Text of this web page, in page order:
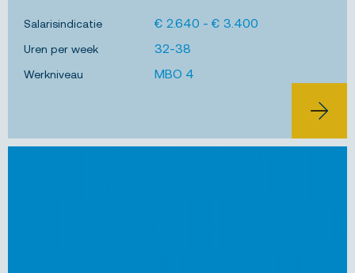
Salarisindicatie € 2.640 - € 3.400
Uren per week 32-38
Werkniveau MBO 4
BEKIJK